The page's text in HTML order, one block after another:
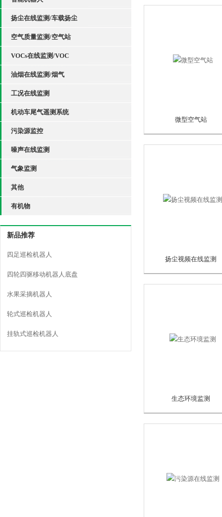
扬尘在线监测/车载扬尘
空气质量监测/空气站
VOCs在线监测/VOC
油烟在线监测/烟气
工况在线监测
机动车尾气遥测系统
污染源监控
噪声在线监测
气象监测
其他
有机物
新品推荐
四足巡检机器人
四轮四驱移动机器人底盘
水果采摘机器人
轮式巡检机器人
挂轨式巡检机器人
微型空气站
扬尘视频在线监测
生态环境监测